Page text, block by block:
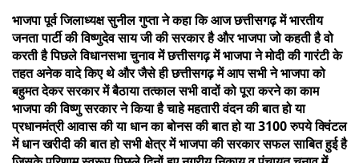
भाजपा पूर्व जिलाध्यक्ष सुनील गुप्ता ने कहा कि आज छत्तीसगढ़ में भारतीय
जनता पार्टी की विष्णुदेव साय जी की सरकार है और भाजपा जो कहती है वो
करती है पिछले विधानसभा चुनाव में छत्तीसगढ़ में भाजपा ने मोदी की गारंटी के
तहत अनेक वादे किए थे और जैसे ही छत्तीसगढ़ में आप सभी ने भाजपा को
बहुमत देकर सरकार में बैठाया तत्काल सभी वादों को पूरा करने का काम
भाजपा की विष्णु सरकार ने किया है चाहे महतारी वंदन की बात हो या
प्रधानमंत्री आवास की या धान का बोनस की बात हो या 3100 रुपये क्विंटल
में धान खरीदी की बात हो सभी क्षेत्र में भाजपा की सरकार सफल साबित हुई है